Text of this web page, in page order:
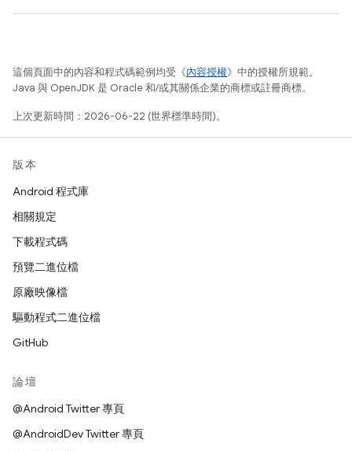
這個頁面中的內容和程式碼範例均受《內容授權》中的授權所規範。
Java 與 OpenJDK 是 Oracle 和/或其關係企業的商標或註冊商標。
上次更新時間：2026-06-22 (世界標準時間)。
版本
Android 程式庫
相關規定
下載程式碼
預覽二進位檔
原廠映像檔
驅動程式二進位檔
GitHub
論壇
@Android Twitter 專頁
@AndroidDev Twitter 專頁